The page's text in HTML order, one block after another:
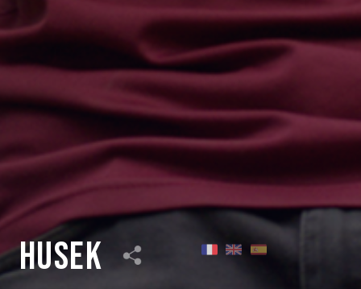
Husek